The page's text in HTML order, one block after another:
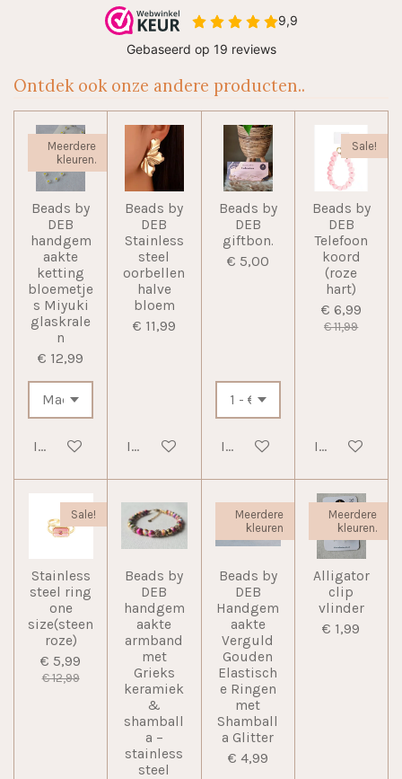
Ontdek ook onze andere producten..
Meerdere
kleuren.
Beads by
DEB
handgem
aakte
ketting
bloemetje
s Miyuki
glaskrale
n
€ 12,99
In winkelwagen
Beads by
DEB
Stainless
steel
oorbellen
halve
bloem
€ 11,99
In winkelwagen
Beads by
DEB
giftbon.
€ 5,00
In winkelwagen
Sale!
Beads by
DEB
Telefoon
koord
(roze
hart)
€ 6,99
€ 11,99
In
Sale!
Stainless
steel ring
one
size(steen
roze)
€ 5,99
€ 12,99
Beads by
DEB
handgem
aakte
armband
met
Grieks
keramiek
&
shamball
a –
stainless
steel
Meerdere
kleuren
Beads by
DEB
Handgem
aakte
Verguld
Gouden
Elastisch
e Ringen
met
Shamball
a Glitter
€ 4,99
Meerdere
kleuren.
Alligator
clip
vlinder
€ 1,99